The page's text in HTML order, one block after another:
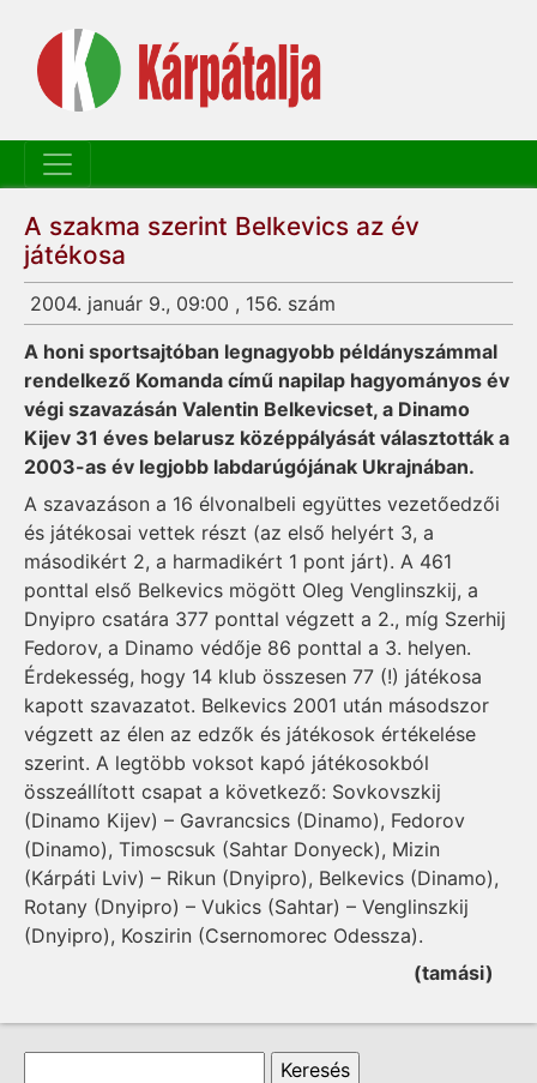
A szakma szerint Belkevics az év
játékosa
2004. január 9., 09:00 , 156. szám
A honi sportsajtóban legnagyobb példányszámmal
rendelkező Komanda című napilap hagyományos év
végi szavazásán Valentin Belkevicset, a Dinamo
Kijev 31 éves belarusz középpályását választották a
2003-as év legjobb labdarúgójának Ukrajnában.
A szavazáson a 16 élvonalbeli együttes vezetőedzői
és játékosai vettek részt (az első helyért 3, a
másodikért 2, a harmadikért 1 pont járt). A 461
ponttal első Belkevics mögött Oleg Venglinszkij, a
Dnyipro csatára 377 ponttal végzett a 2., míg Szerhij
Fedorov, a Dinamo védője 86 ponttal a 3. helyen.
Érdekesség, hogy 14 klub összesen 77 (!) játékosa
kapott szavazatot. Belkevics 2001 után másodszor
végzett az élen az edzők és játékosok értékelése
szerint. A legtöbb voksot kapó játékosokból
összeállított csapat a következő: Sovkovszkij
(Dinamo Kijev) – Gavrancsics (Dinamo), Fedorov
(Dinamo), Timoscsuk (Sahtar Donyeck), Mizin
(Kárpáti Lviv) – Rikun (Dnyipro), Belkevics (Dina­mo),
Rotany (Dnyipro) – Vukics (Sahtar) – Venglinszkij
(Dnyipro), Koszirin (Cserno­mo­rec Odessza).
(tamási)
Keresés űrlap
Keresés